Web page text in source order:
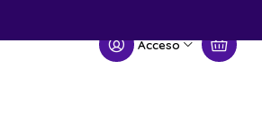
Acceso